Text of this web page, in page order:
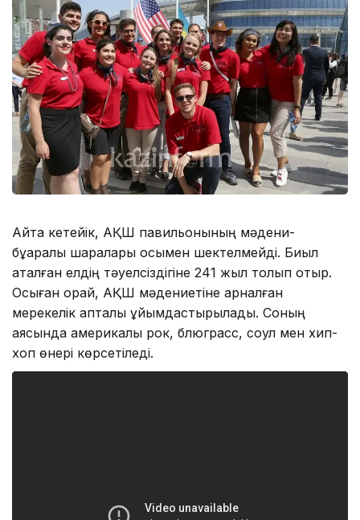
Айта кетейік, АҚШ павильонының мәдени-
бұқаралық шаралары осымен шектелмейді. Биыл
аталған елдің тәуелсіздігіне 241 жыл толып отыр.
Осыған орай, АҚШ мәдениетіне арналған
мерекелік апталық ұйымдастырылады. Соның
аясында америкалық рок, блюграсс, соул мен хип-
хоп өнері көрсетіледі.